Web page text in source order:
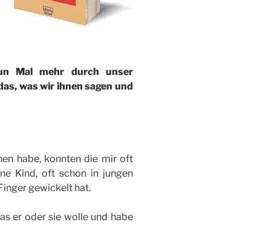
Mal mehr durch unser
was wir ihnen sagen und
habe, konnten die mir oft
Kind, oft schon in jungen
gewickelt hat.
er oder sie wolle und habe